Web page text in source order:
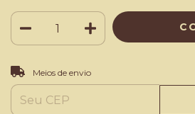
Entregas para o CEP:
Meios de envio